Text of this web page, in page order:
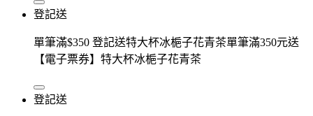
登記送
單筆滿$350 登記送特大杯冰梔子花青茶單筆滿350元送
【電子票券】特大杯冰梔子花青茶
登記送